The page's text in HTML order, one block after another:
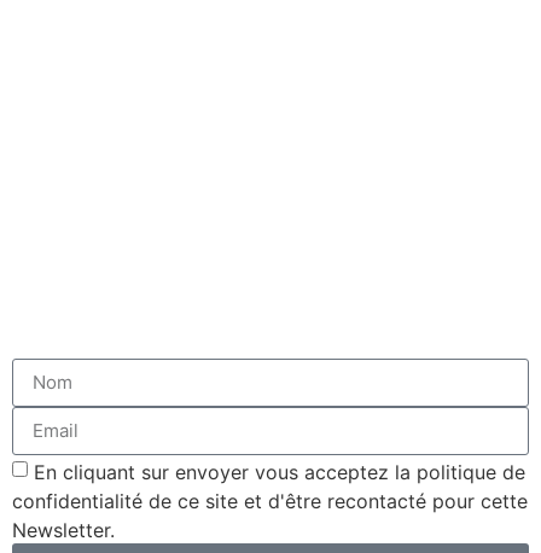
En cliquant sur envoyer vous acceptez la politique de
confidentialité de ce site et d'être recontacté pour cette
Newsletter.